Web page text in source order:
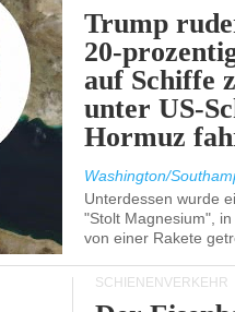
Trump
20-
auf Schiffe
unter US-
Hormuz
Washington/
Unterdessen wurde
"Stolt Magnesium",
von einer Rakete
SCHIENENVERKEHR